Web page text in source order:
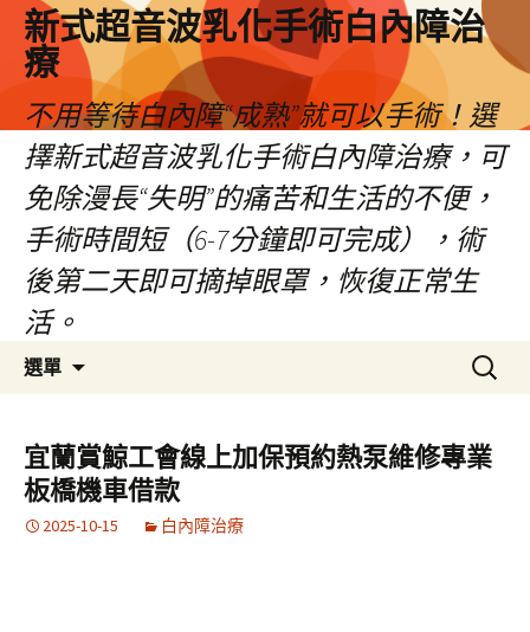
新式超音波乳化手術白內障治
療
不用等待白內障“成熟”就可以手術！選
擇新式超音波乳化手術白內障治療，可
免除漫長“失明”的痛苦和生活的不便，
手術時間短（6-7分鐘即可完成），術
後第二天即可摘掉眼罩，恢復正常生
活。
選單
要
內
容
搜
尋
鍵
字:
宜蘭賞鯨工會線上加保預約熱泵維修專業
板橋機車借款
2025-10-15 白內障治療